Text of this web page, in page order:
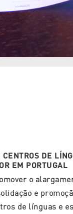
DE
EM PORTUGAL
o
e
de línguas e